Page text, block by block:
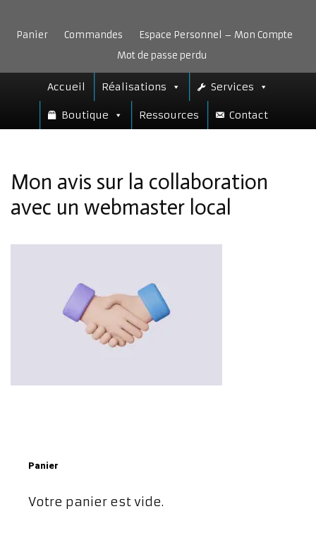
contenu
Panier Commandes
Espace Personnel – Mon Compte
Mot de passe perdu
Accueil Réalisations Services
Boutique Ressources Contact
Mon avis sur la collaboration
avec un webmaster local
Panier
Votre panier est vide.